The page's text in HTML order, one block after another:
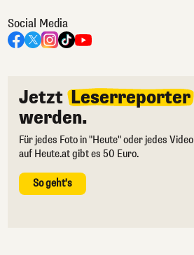
Social Media
Jetzt Leserreporter
werden.
Für jedes Foto in "Heute" oder jedes Video
auf Heute.at gibt es 50 Euro.
So geht's